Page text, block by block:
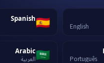
English
🇪🇸
Spanish
Português
🇸🇦
Arabic
العربية